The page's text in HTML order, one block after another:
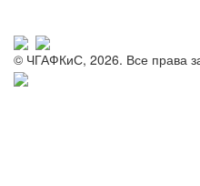
© ЧГАФКиС, 2026. Все права